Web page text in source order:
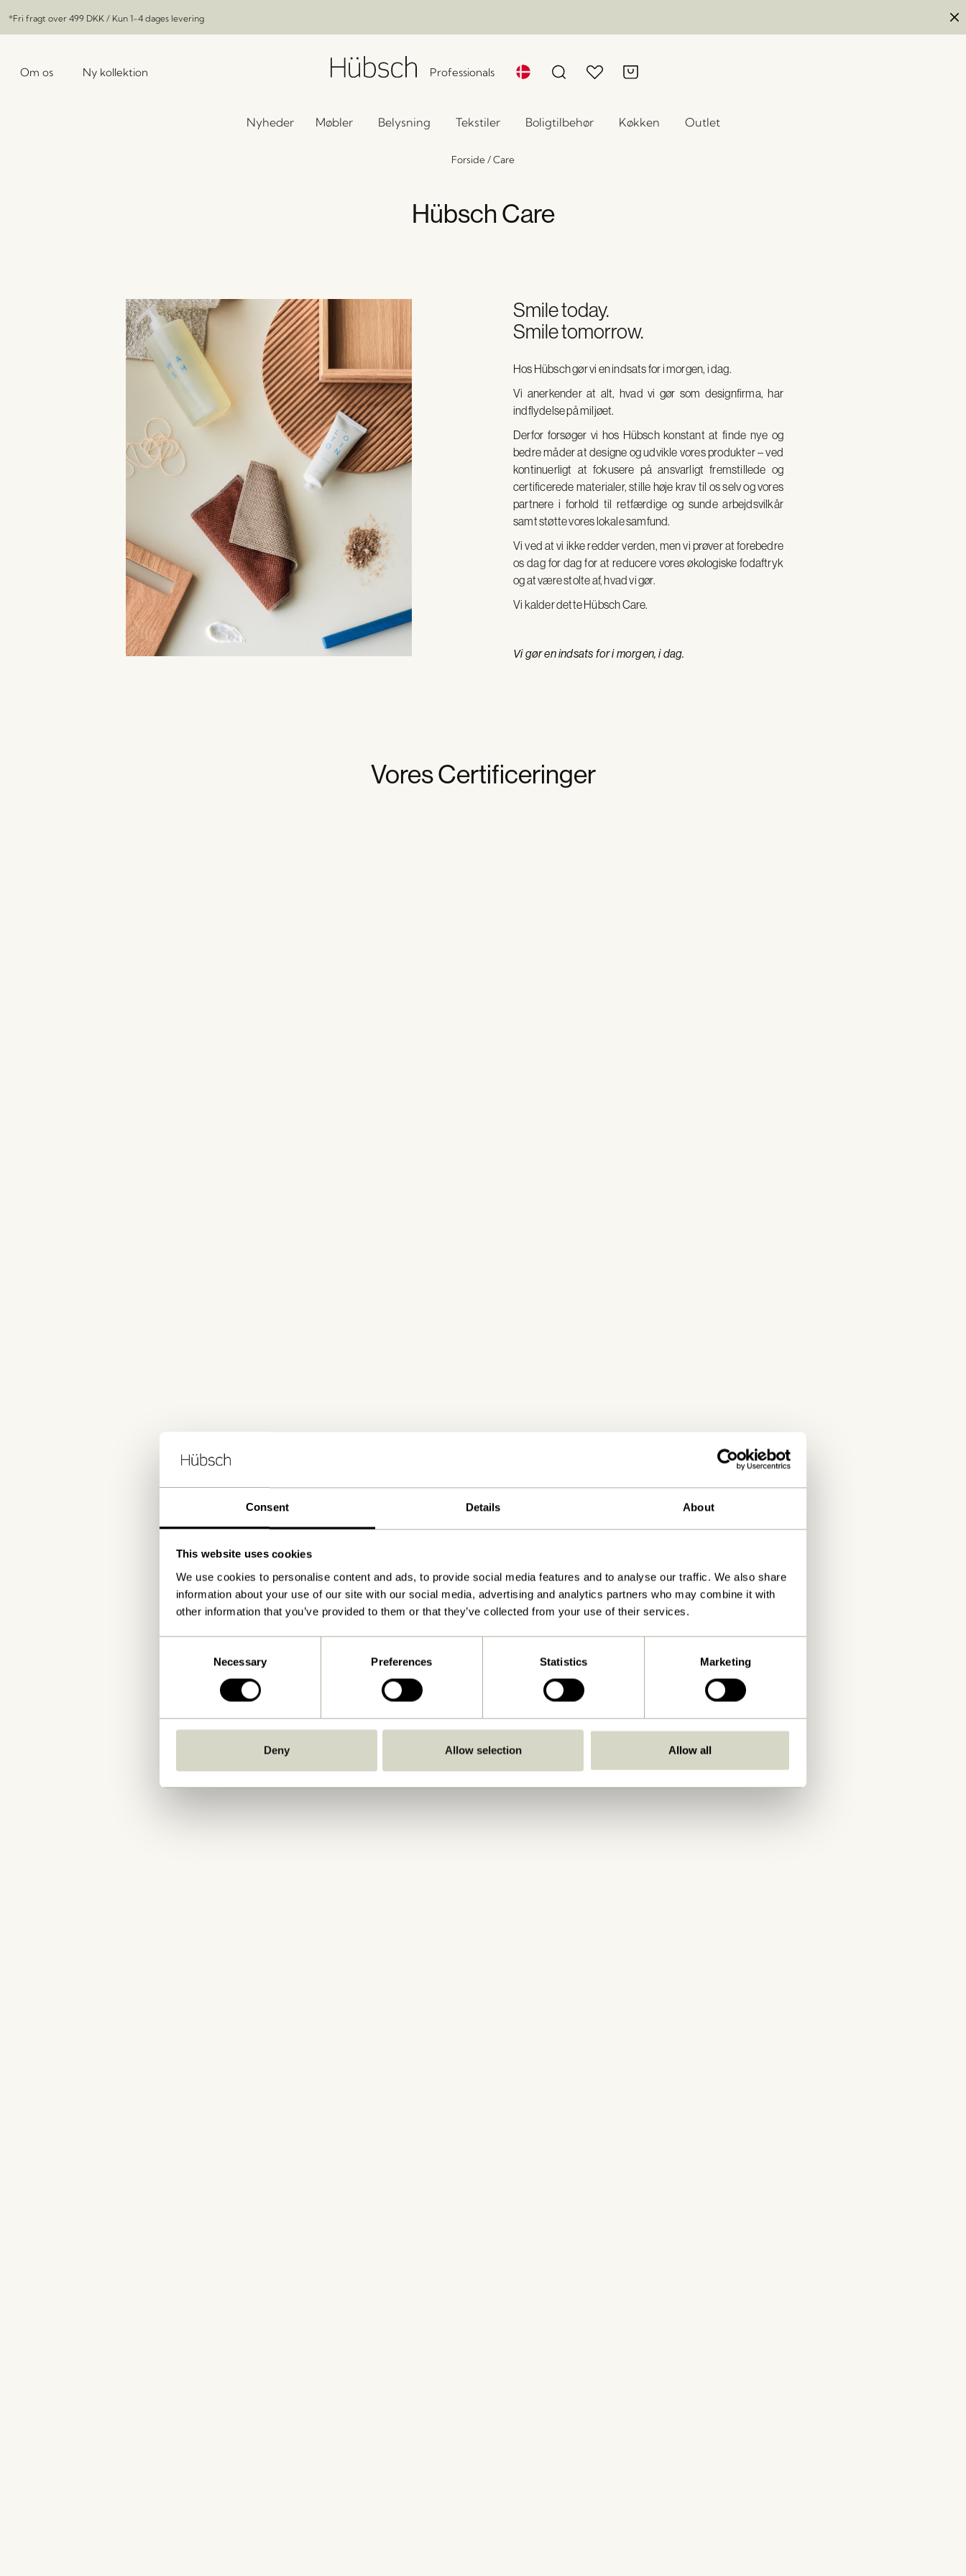
Consent Details About
This website uses cookies
We use cookies to personalise content and ads, to provide social media features and to analyse our traffic. We also share
information about your use of our site with our social media, advertising and analytics partners who may combine it with
other information that you’ve provided to them or that they’ve collected from your use of their services.
Necessary Preferences Statistics Marketing
Deny Allow selection Allow all
*Fri fragt over 499 DKK / Kun 1-4 dages levering
Om os Ny kollektion Professionals
Nyheder Møbler Belysning Tekstiler Boligtilbehør Køkken Outlet
Forside/Care
Hübsch Care
Smile today.
Smile tomorrow.
Hos Hübsch gør vi en indsats for i morgen, i dag.
Vi anerkender at alt, hvad vi gør som designfirma, har
indflydelse på miljøet.
Derfor forsøger vi hos Hübschkonstantatfinde nye og
bedremåderat designe ogudvikle voresprodukter –ved
kontinuerligt atfokusere påansvarligtfremstillede og
certificerede materialer,stille høje krav til osselvogvores
partnerei forhold tilretfærdige og sundearbejdsvilkår
samtstøttevoreslokalesamfund.
Vi ved at vi ikke redder verden, men vi prøver at forebedre
os dag for dag for at reducere vores økologiske fodaftryk
og at være stolte af, hvad vi gør.
Vi kalder dette Hübsch Care.
Vi gør en indsats for i morgen, i dag.
Vores Certificeringer